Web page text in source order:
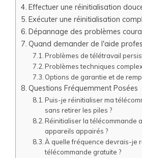
Effectuer une réinitialisation
Exécuter une réinitialisation
Dépannage des problèmes
Quand demander de l'aide
Problèmes de télétravail
Problèmes techniques
Options de garantie et de
Questions Fréquemment Posées
Puis-je réinitialiser ma
sans retirer les piles ?
Réinitialiser la télécommande
appareils appairés ?
À quelle fréquence devrais-je
télécommande gratuite ?